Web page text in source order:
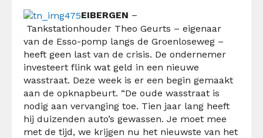
EIBERGEN –
Tankstationhouder Theo Geurts – eigenaar
van de Esso-pomp langs de Groenloseweg –
heeft geen last van de crisis. De ondernemer
investeert flink wat geld in een nieuwe
wasstraat. Deze week is er een begin gemaakt
aan de opknapbeurt. “De oude wasstraat is
nodig aan vervanging toe. Tien jaar lang heeft
hij duizenden auto’s gewassen. Je moet mee
met de tijd, we krijgen nu het nieuwste van het